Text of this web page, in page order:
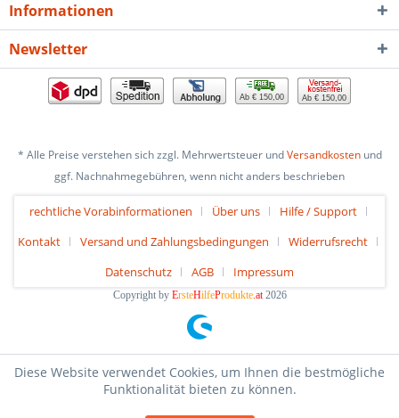
Informationen
Newsletter
Ab € 150,00 Ab € 150,00
* Alle Preise verstehen sich zzgl. Mehrwertsteuer undVersandkostenund
ggf. Nachnahmegebühren, wenn nicht anders beschrieben
rechtliche Vorabinformationen Über uns
Hilfe / Support
Kontakt
Versand und Zahlungsbedingungen
Widerrufsrecht
Datenschutz
AGB Impressum
Copyright by ErsteHilfeProdukte.at2026
Diese Website verwendet Cookies, um Ihnen die bestmögliche
Funktionalität bieten zu können.